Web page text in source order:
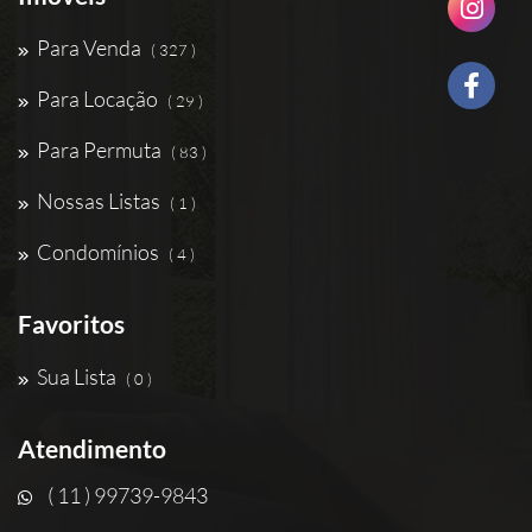
Para Venda ( 327 )
Para Locação ( 29 )
Para Permuta ( 83 )
Nossas Listas ( 1 )
Condomínios ( 4 )
Favoritos
Sua Lista ( 0 )
Atendimento
( 11 ) 99739-9843